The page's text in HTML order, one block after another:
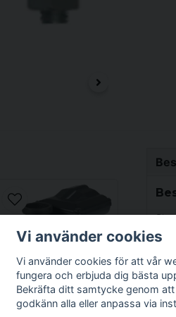
Vikt
Vi använder cookies
Vi använder cookies för att vår
fungera och erbjuda dig bästa
Bekräfta ditt samtycke genom
godkänn alla eller anpassa via